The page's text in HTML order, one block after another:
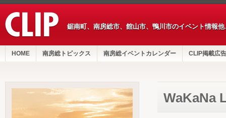
鋸南町、南房総市、館山市、鴨川市のイベント情報
HOME 南房総トピックス 南房総イベントカレンダー CLIP掲載広告
WaKaNa